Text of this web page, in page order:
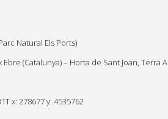
Natural Els Ports)
Ebre (Catalunya) – Horta de Sant Joan, Terra
x: 278677 y: 4535762